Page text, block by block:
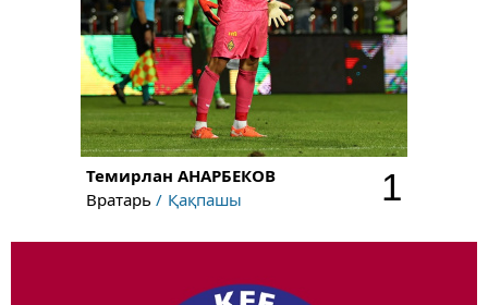
Темирлан АНАРБЕКОВ
Вратарь
Қақпашы 1